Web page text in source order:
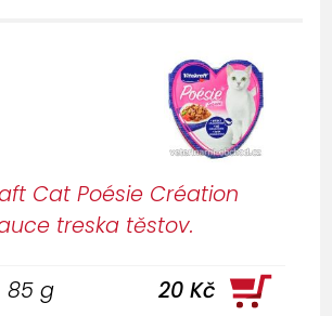
Cat Poésie Création
treska těstov.
85 g 20 Kč